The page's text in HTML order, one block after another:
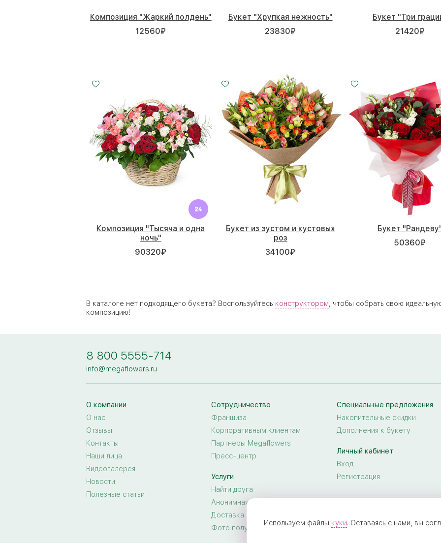
Композиция "Жаркий полдень"
12560₽
Букет "Хрупкая нежность"
23830₽
Букет "Три
21420₽
Композиция "Тысяча и одна
ночь"
90320₽
Букет из эустом и кустовых
роз
34100₽
Букет
50360₽
В каталоге нет подходящего букета? Воспользуйтесь конструктором, чтобы собрать свою
композицию!
8 800 5555-714
info@megaflowers.ru
О компании
О нас
Отзывы
Контакты
Наши лица
Видеогалерея
Новости
Полезные статьи
Сотрудничество
Франшиза
Корпоративным клиентам
Партнеры Megaflowers
Пресс-центр
Услуги
Найти друга
Анонимная доставка цветов
Доставка цветов за границу
Фото получателя
Специальные предложения
Накопительные скидки
Дополнения к букету
Личный кабинет
Вход
Регистрация
Используем файлы куки. Оставаясь с нами, вы